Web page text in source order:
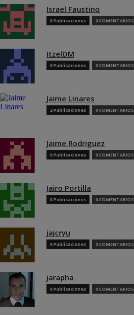
Israel Faustino
0 Publicaciones 0 COMENTARIOS
ItzelDM
0 Publicaciones 0 COMENTARIOS
Jaime Linares
2 Publicaciones 0 COMENTARIOS
Jaime Rodriguez
0 Publicaciones 0 COMENTARIOS
Jairo Portilla
0 Publicaciones 0 COMENTARIOS
jajcryu
0 Publicaciones 0 COMENTARIOS
jarapha
0 Publicaciones 0 COMENTARIOS